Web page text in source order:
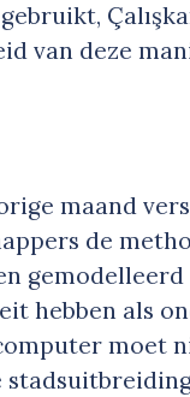
van deze
maand
de
hebben als
moet